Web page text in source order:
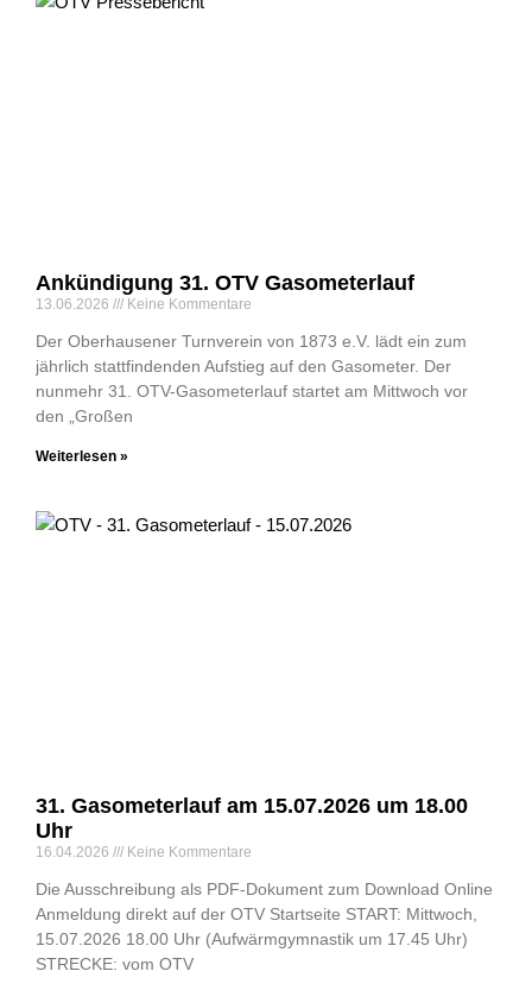
Ankündigung 31. OTV Gasometerlauf
13.06.2026 Keine Kommentare
Der Oberhausener Turnverein von 1873 e.V. lädt ein zum
jährlich stattfindenden Auf­stieg auf den Gasometer. Der
nunmehr 31. OTV-Gasometerlauf startet am Mittwoch vor
den „Großen
Weiterlesen »
31. Gasometerlauf am 15.07.2026 um 18.00
Uhr
16.04.2026 Keine Kommentare
Die Ausschreibung als PDF-Dokument zum Download Online
Anmeldung direkt auf der OTV Startseite START: Mittwoch,
15.07.2026 18.00 Uhr (Aufwärmgymnastik um 17.45 Uhr)
STRECKE: vom OTV